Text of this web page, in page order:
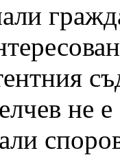
не е